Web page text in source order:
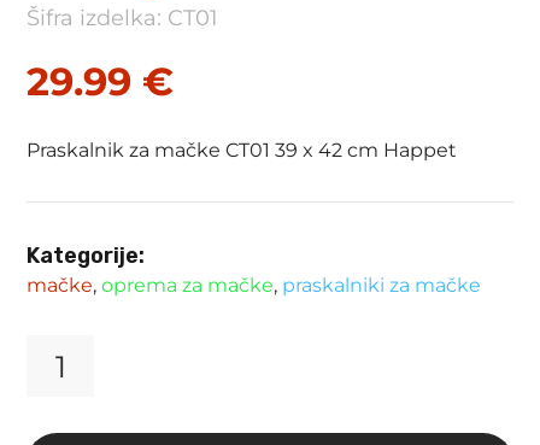
Šifra izdelka: CT01
29.99 €
Praskalnik za mačke CT01 39 x 42 cm Happet
Kategorije:
mačke,oprema za mačke, praskalniki za mačke
mačke